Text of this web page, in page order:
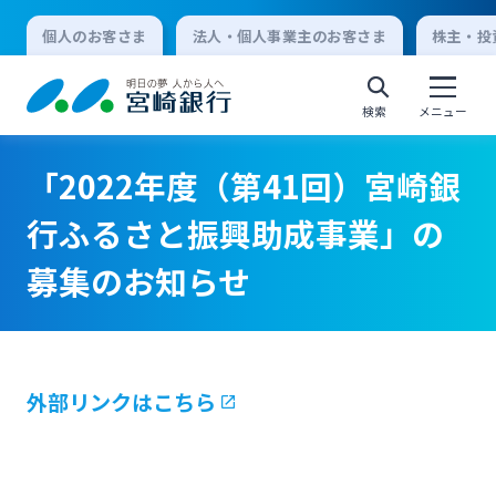
個人のお客さま 法人・個人事業主のお客さま 株主・
検索 メニュー
個人向けインターネットバンキング
ログオン
「2022年度（第41回）宮崎銀
行ふるさと振興助成事業」の
募集のお知らせ
外部リンクはこちら